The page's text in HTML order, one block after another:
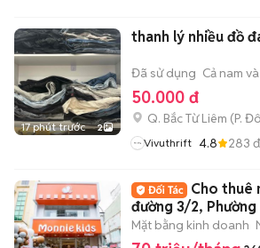
17 phút trước 2
thanh lý nhiều đồ
Đã sử dụng Cả nam
50.000 đ
Q. Bắc Từ Liêm (P.
Vivuthrift 4.8 283
Cho thuê
đường 3/2, Phường
6x30m
Mặt bằng kinh doanh